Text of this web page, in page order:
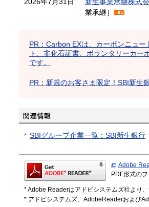
業承継］
PR：Carbon EXは、カーボンニュ
ト、非化石証書、ボランタリーカ
です。
PR：新規のお客さま限定！SBI新生
SBIグループ企業一覧：SBI新生銀行
Adobe
PDF形式の
* Adobe Readerはアドビシステムズ社より、
* アドビシステムズ、AdobeReaderおよび